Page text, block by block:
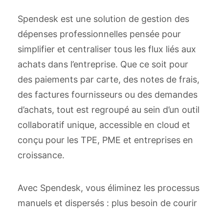
Spendesk est une solution de gestion des
dépenses professionnelles pensée pour
simplifier et centraliser tous les flux liés aux
achats dans l’entreprise. Que ce soit pour
des paiements par carte, des notes de frais,
des factures fournisseurs ou des demandes
d’achats, tout est regroupé au sein d’un outil
collaboratif unique, accessible en cloud et
conçu pour les TPE, PME et entreprises en
croissance.
Avec Spendesk, vous éliminez les processus
manuels et dispersés : plus besoin de courir